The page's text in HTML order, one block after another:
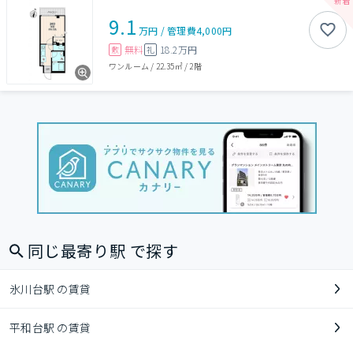
9.1 万円 /管理費4,000円
敷 無料 礼 18.2万円
ワンルーム / 22.35㎡/ 2階
同じ最寄り駅 で探す
氷川台駅 の賃貸
平和台駅 の賃貸